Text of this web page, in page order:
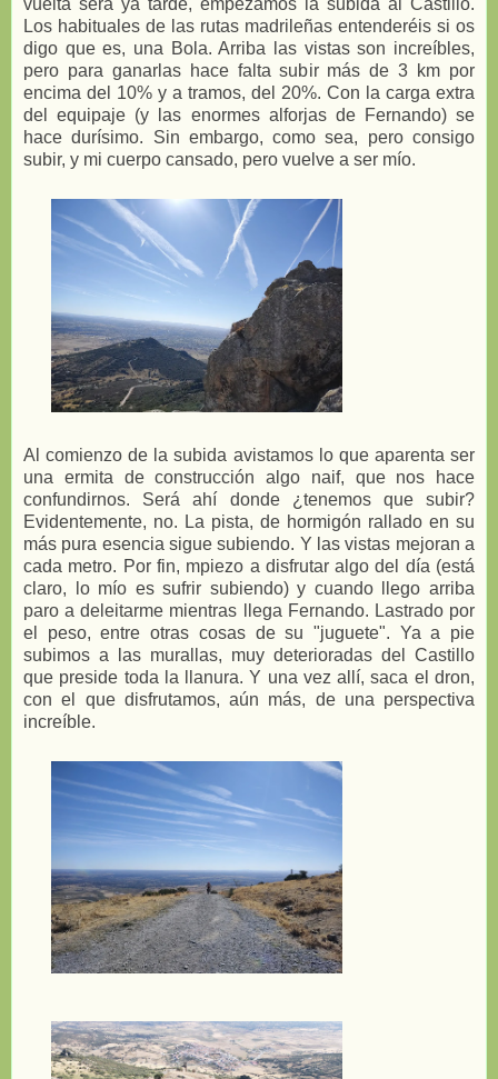
Los habituales de las rutas madrileñas entenderéis si os
digo que es, una Bola. Arriba las vistas son increíbles,
pero para ganarlas hace falta subir más de 3 km por
encima del 10% y a tramos, del 20%. Con la carga extra
del equipaje (y las enormes alforjas de Fernando) se
hace durísimo. Sin embargo, como sea, pero consigo
subir, y mi cuerpo cansado, pero vuelve a ser mío.
Al comienzo de la subida avistamos lo que aparenta ser
una ermita de construcción algo naif, que nos hace
confundirnos. Será ahí donde ¿tenemos que subir?
Evidentemente, no. La pista, de hormigón rallado en su
más pura esencia sigue subiendo. Y las vistas mejoran a
cada metro. Por fin, mpiezo a disfrutar algo del día (está
claro, lo mío es sufrir subiendo) y cuando llego arriba
paro a deleitarme mientras llega Fernando. Lastrado por
el peso, entre otras cosas de su "juguete". Ya a pie
subimos a las murallas, muy deterioradas del Castillo
que preside toda la llanura. Y una vez allí, saca el dron,
con el que disfrutamos, aún más, de una perspectiva
increíble.